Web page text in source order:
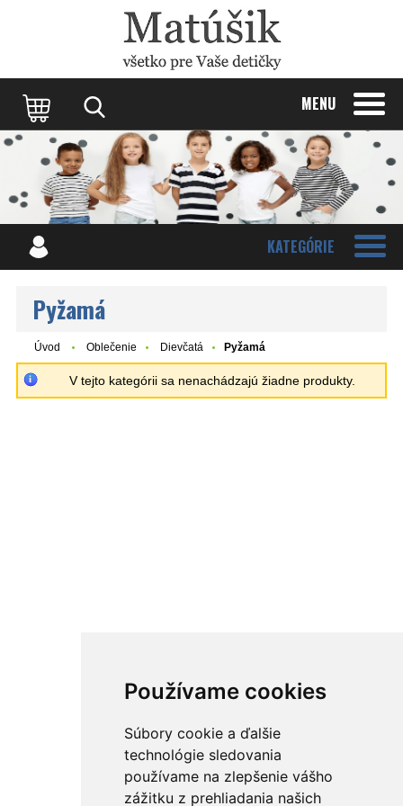
Používame cookies
Súbory cookie a ďalšie
technológie sledovania
používame na zlepšenie vášho
zážitku z prehliadania našich
MENU
KATEGÓRIE
Pyžamá
Úvod Oblečenie Dievčatá Pyžamá
V tejto kategórii sa nenachádzajú žiadne produkty.
Update cookies preferences